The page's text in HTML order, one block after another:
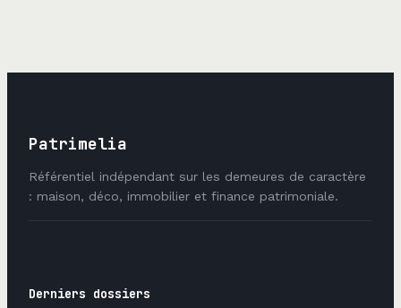
Patrimelia
Référentiel indépendant sur les demeures de caractère
: maison, déco, immobilier et finance patrimoniale.
Derniers dossiers